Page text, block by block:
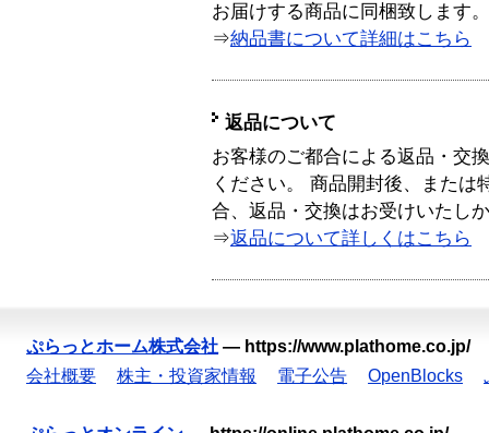
お届けする商品に同梱致します。
⇒納品書について詳細はこちら
返品について
お客様のご都合による返品・交
ください。 商品開封後、または
合、返品・交換はお受けいたし
⇒返品について詳しくはこちら
ぷらっとホーム株式会社 — https://www.plathome.co.jp/
会社概要
株主・投資家情報 電子公告 OpenBlocks